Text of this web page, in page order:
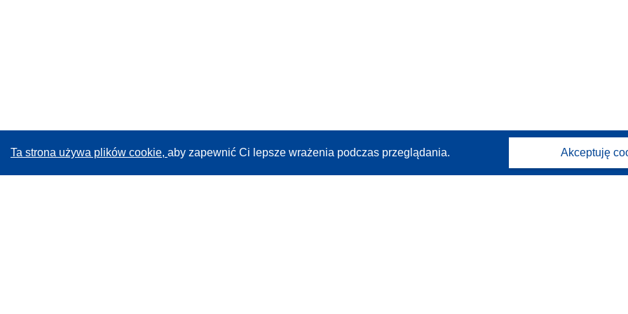
Ta strona używa plików cookie, aby zapewnić Ci lepsze wrażenia podczas przeglądania. Akceptuję